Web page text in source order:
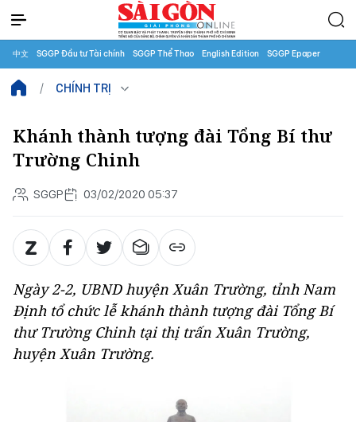
中文 SGGP Đầu tư Tài chính SGGP Thể Thao English Edition SGGP Epaper
CHÍNH TRỊ
Khánh thành tượng đài Tổng Bí thư
Trường Chinh
SGGP 03/02/2020 05:37
Ngày 2-2, UBND huyện Xuân Trường, tỉnh Nam
Định tổ chức lễ khánh thành tượng đài Tổng Bí
thư Trường Chinh tại thị trấn Xuân Trường,
huyện Xuân Trường.